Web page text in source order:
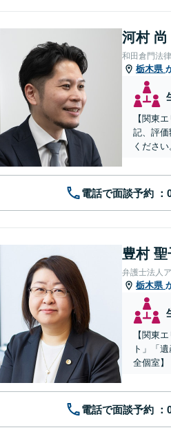
河村 尚
和田倉門法
栃木県
【関東
記、評
ください
電話で面談予約
豊村 聖
弁護士法人
栃木県
【関東
ト」「
全個室】
電話で面談予約